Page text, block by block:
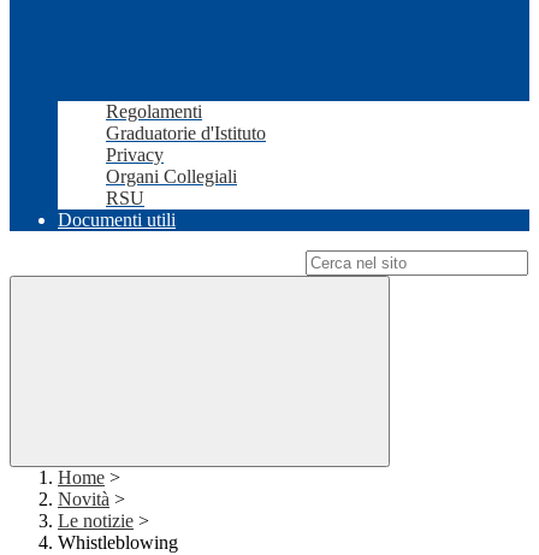
Regolamenti
Graduatorie d'Istituto
Privacy
Organi Collegiali
RSU
Documenti utili
Home >
Novità >
Le notizie >
Whistleblowing